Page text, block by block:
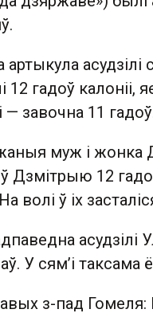
12 гадоў
— завочна 11
муж і жонка
Дзмітрыю 12
волі ў іх
асудзілі
У сям’і таксама
з-пад